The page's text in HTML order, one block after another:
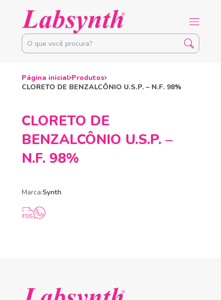
Página inicial Produtos
CLORETO DE BENZALCÔNIO U.S.P. – N.F. 98%
CLORETO DE
BENZALCÔNIO U.S.P. –
N.F. 98%
Marca:Synth